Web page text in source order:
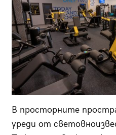
В просторните
уреди от